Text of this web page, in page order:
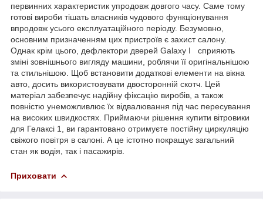
первинних характеристик упродовж довгого часу. Саме тому
готові вироби тішать власників чудового функціонування
впродовж усього експлуатаційного періоду. Безумовно,
основним призначенням цих пристроїв є захист салону.
Однак крім цього, дефлектори дверей Galaxy I сприяють
зміні зовнішнього вигляду машини, роблячи її оригінальнішою
та стильнішою. Щоб встановити додаткові елементи на вікна
авто, досить використовувати двосторонній скотч. Цей
матеріал забезпечує надійну фіксацію виробів, а також
повністю унеможливлює їх відвалювання під час пересування
на високих швидкостях. Приймаючи рішення купити вітровики
для Гелаксі 1, ви гарантовано отримуєте постійну циркуляцію
свіжого повітря в салоні. А це істотно покращує загальний
стан як водія, так і пасажирів.
Приховати